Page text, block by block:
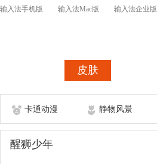
输入法手机版 输入法Mac版 输入法企业版
皮肤
卡通动漫 静物风景
醒狮少年